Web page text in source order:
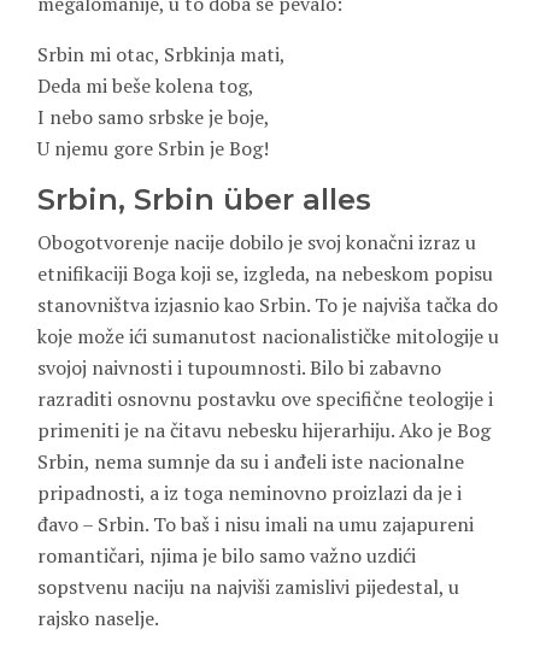
Srbin mi otac, Srbkinja mati,
Deda mi beše kolena tog,
I nebo samo srbske je boje,
U njemu gore Srbin je Bog!
Srbin, Srbin über alles
Obogotvorenje nacije dobilo je svoj konačni izraz u
etnifikaciji Boga koji se, izgleda, na nebeskom popisu
stanovništva izjasnio kao Srbin. To je najviša tačka do
koje može ići sumanutost nacionalističke mitologije u
svojoj naivnosti i tupoumnosti. Bilo bi zabavno
razraditi osnovnu postavku ove specifične teologije i
primeniti je na čitavu nebesku hijerarhiju. Ako je Bog
Srbin, nema sumnje da su i anđeli iste nacionalne
pripadnosti, a iz toga neminovno proizlazi da je i
đavo – Srbin. To baš i nisu imali na umu zajapureni
romantičari, njima je bilo samo važno uzdići
sopstvenu naciju na najviši zamislivi pijedestal, u
rajsko naselje.